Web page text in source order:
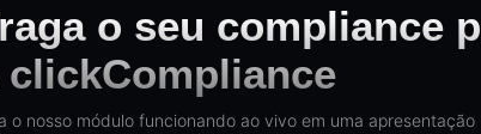
o seu compliance
clickCompliance
o nosso módulo funcionando ao vivo em uma apresentação